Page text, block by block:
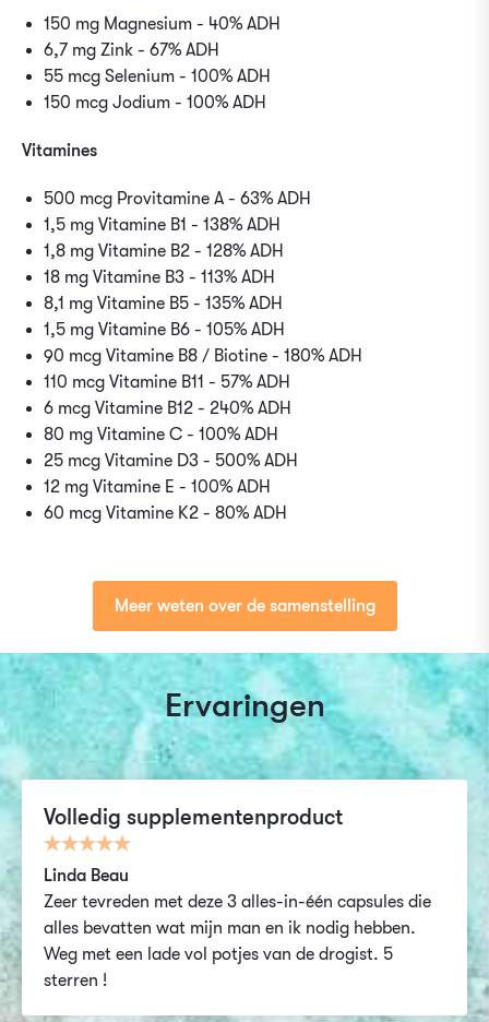
150 mg Magnesium - 40% ADH
6,7 mg Zink - 67% ADH
55 mcg Selenium - 100% ADH
150 mcg Jodium - 100% ADH
Vitamines
500 mcg Provitamine A - 63% ADH
1,5 mg Vitamine B1 - 138% ADH
1,8 mg Vitamine B2 - 128% ADH
18 mg Vitamine B3 - 113% ADH
8,1 mg Vitamine B5 - 135% ADH
1,5 mg Vitamine B6 - 105% ADH
90 mcg Vitamine B8 / Biotine - 180% ADH
110 mcg Vitamine B11 - 57% ADH
6 mcg Vitamine B12 - 240% ADH
80 mg Vitamine C - 100% ADH
25 mcg Vitamine D3 - 500% ADH
12 mg Vitamine E - 100% ADH
60 mcg Vitamine K2 - 80% ADH
Meer weten over de samenstelling
Ervaringen
Volledig supplementenproduct
Linda Beau
Zeer tevreden met deze 3 alles-in-één capsules die
alles bevatten wat mijn man en ik nodig hebben.
Weg met een lade vol potjes van de drogist. 5
sterren !